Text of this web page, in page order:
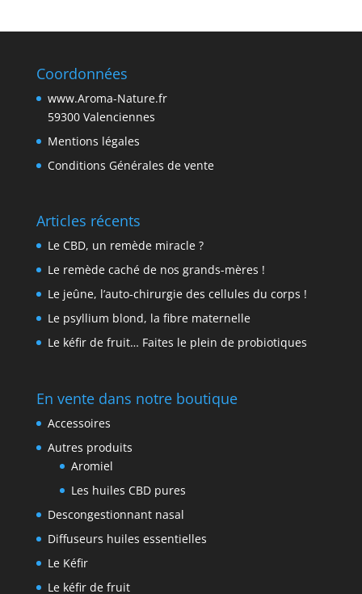
Coordonnées
www.Aroma-Nature.fr
59300 Valenciennes
Mentions légales
Conditions Générales de vente
Articles récents
Le CBD, un remède miracle ?
Le remède caché de nos grands-mères !
Le jeûne, l’auto-chirurgie des cellules du corps !
Le psyllium blond, la fibre maternelle
Le kéfir de fruit… Faites le plein de probiotiques
En vente dans notre boutique
Accessoires
Autres produits
Aromiel
Les huiles CBD pures
Descongestionnant nasal
Diffuseurs huiles essentielles
Le Kéfir
Le kéfir de fruit